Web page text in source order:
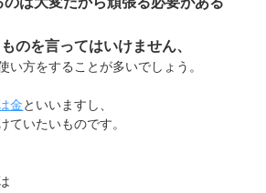
のを言ってはいけません、
い方をすることが多いでしょう。
金といいますし、
ていたいものです。